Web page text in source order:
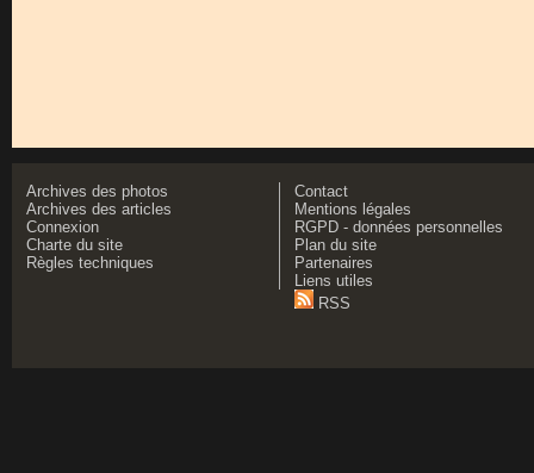
Archives des photos
Archives des articles
Connexion
Charte du site
Règles techniques
Contact
Mentions légales
RGPD - données personnelles
Plan du site
Partenaires
Liens utiles
RSS